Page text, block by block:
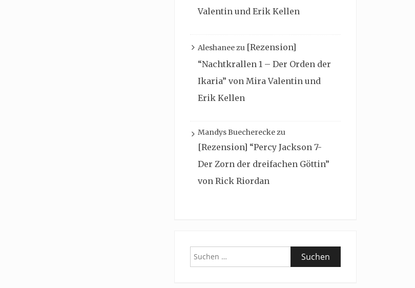
Valentin und Erik Kellen
Aleshaneezu [Rezension]
“Nachtkrallen 1 – Der Orden der
Ikaria” von Mira Valentin und
Erik Kellen
Mandys Buechereckezu
[Rezension] “Percy Jackson 7-
Der Zorn der dreifachen Göttin”
von Rick Riordan
Suchen
nach: